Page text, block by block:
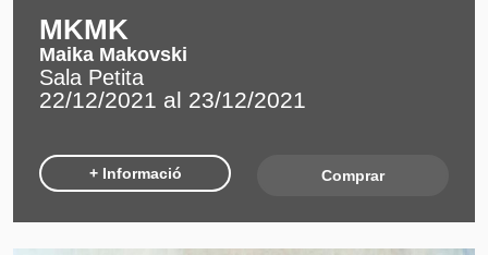
MKMK
Maika Makovski
Sala Petita
22/12/2021 al 23/12/2021
+ Informació Comprar